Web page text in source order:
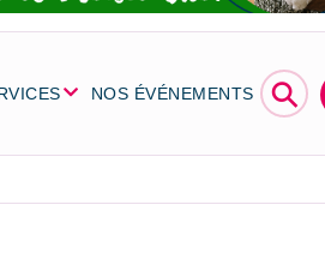
NOS ÉVÉNEMENTS ⚲